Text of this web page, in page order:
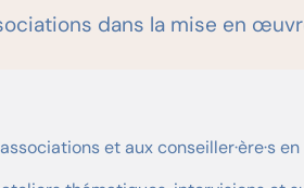
dans la mise en
et aux conseiller·ère·s